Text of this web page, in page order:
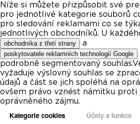
Níže si můžete přizpůsobit své
pro jednotlivé kategorie souborů
pro sledování reklamami co se
jednotlivých obchodníků. U
obchodníka z třetí strany a
poskytovatele reklamních technologií Google
podrobně segmentovaný
vyžaduje výslovný souhlas se
údajů a část se jich spoléhá na
ovšem právo vznést námitku proti
oprávněného zájmu.
Kategorie cookies Účely a funkce